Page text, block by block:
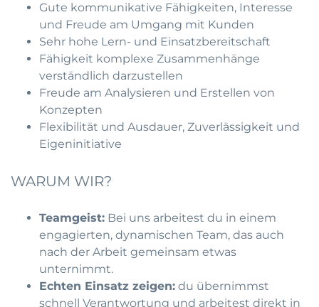
Gute kommunikative Fähigkeiten, Interesse
und Freude am Umgang mit Kunden
Sehr hohe Lern- und Einsatzbereitschaft
Fähigkeit komplexe Zusammenhänge
verständlich darzustellen
Freude am Analysieren und Erstellen von
Konzepten
Flexibilität und Ausdauer, Zuverlässigkeit und
Eigeninitiative
WARUM WIR?
Teamgeist: Bei uns arbeitest du in einem
engagierten, dynamischen Team, das auch
nach der Arbeit gemeinsam etwas
unternimmt.
Echten Einsatz zeigen: du übernimmst
schnell Verantwortung und arbeitest direkt in